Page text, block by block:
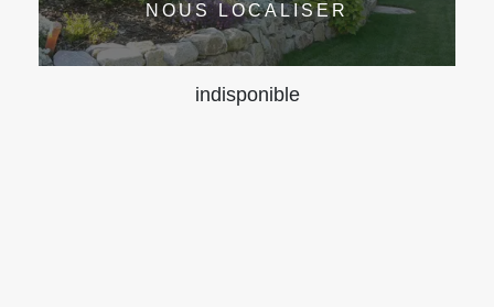
NOUS LOCALISER
indisponible